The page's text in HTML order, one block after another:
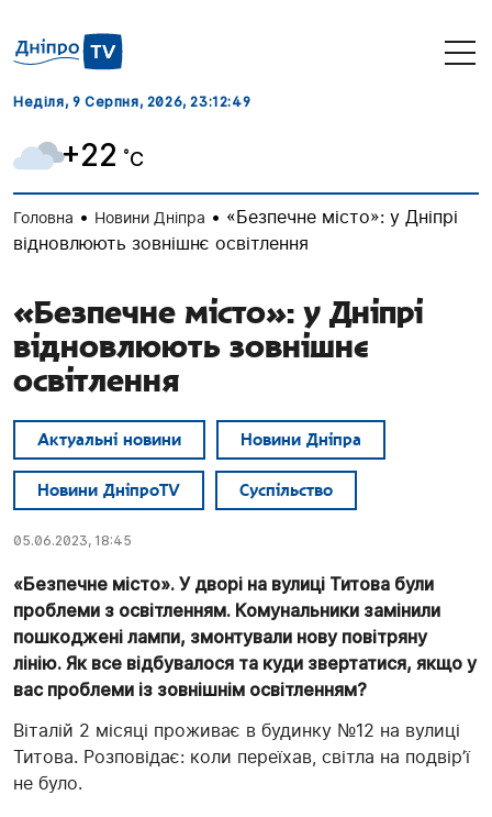
Неділя, 9 Серпня, 2026, 23:12:49
+22 ˚C
Головна • Новини Дніпра • «Безпечне місто»: у Дніпрі
відновлюють зовнішнє освітлення
«Безпечне місто»: у Дніпрі
відновлюють зовнішнє
освітлення
Актуальні новини Новини Дніпра
Новини ДніпроTV Суспільство
05.06.2023, 18:45
«Безпечне місто». У дворі на вулиці Титова були
проблеми з освітленням. Комунальники замінили
пошкоджені лампи, змонтували нову повітряну
лінію. Як все відбувалося та куди звертатися, якщо у
вас проблеми із зовнішнім освітленням?
Віталій 2 місяці проживає в будинку №12 на вулиці
Титова. Розповідає: коли переїхав, світла на подвір’ї
не було.